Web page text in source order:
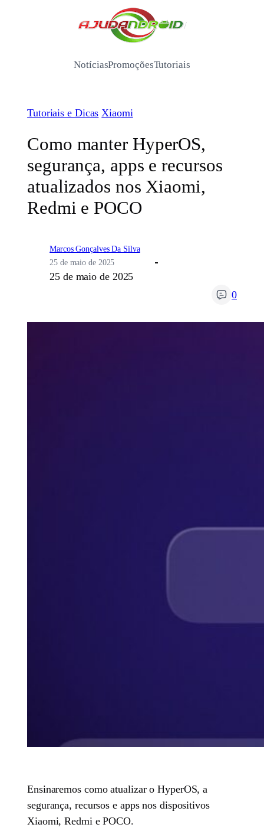
/
NotíciasPromoçõesTutoriais
Tutoriais e Dicas Xiaomi
Como manter HyperOS,
segurança, apps e recursos
atualizados nos Xiaomi,
Redmi e POCO
Marcos Gonçalves Da Silva
25 de maio de 2025
25 de maio de 2025
0
Ensinaremos como atualizar o HyperOS, a
segurança, recursos e apps nos dispositivos
Xiaomi, Redmi e POCO.